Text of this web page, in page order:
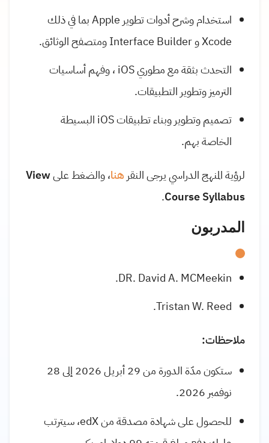
استخدام وشرح أدوات تطوير Apple بما في ذلك
Xcode و Interface Builder ومتصفح الوثائق.
التحدث بثقة مع مطوري iOS ، وفهم أساسيات
الترميز وتطوير التطبيقات.
تصميم وتطوير وبناء تطبيقات iOS البسيطة
الخاصة بهم.
لرؤية المنهج الدراسي يرجى النقر هنا، والضغط علىView
Course Syllabus
.
المدربون
DR. David A. MCMeekin.
Tristan W. Reed.
ملاحظات:
ستكون مدّة الدورة من 29 أبريل 2026 إلى 28
نوفمبر 2026.
للحصول على شهادة مصدقة من edX، سيترتب